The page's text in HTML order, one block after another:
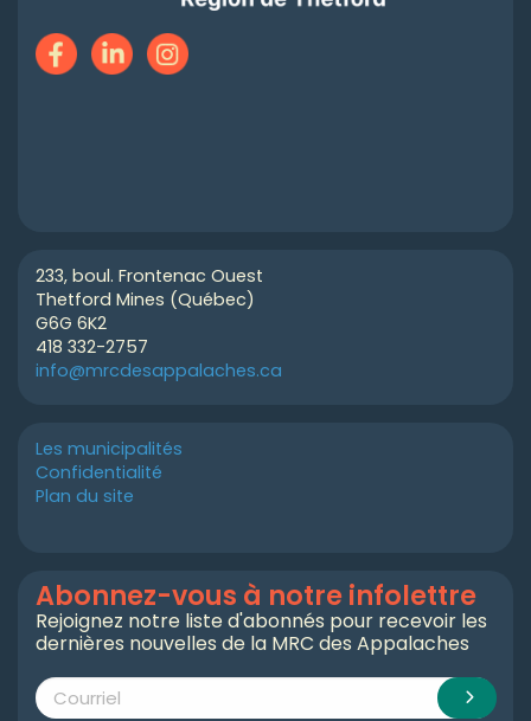
233, boul. Frontenac Ouest
Thetford Mines (Québec)
G6G 6K2
418 332-2757
info@mrcdesappalaches.ca
Les municipalités
Confidentialité
Plan du site
Abonnez-vous à notre infolettre
Rejoignez notre liste d'abonnés pour recevoir les
dernières nouvelles de la MRC des Appalaches